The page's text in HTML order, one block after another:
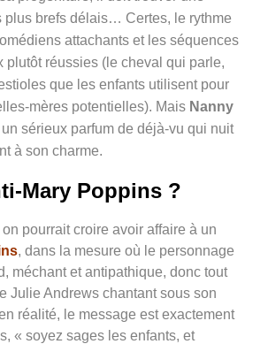
plus brefs délais… Certes, le rythme
attachants et les séquences
plutôt réussies (le cheval qui parle,
que les enfants utilisent pour
mères potentielles). Mais Nanny
sérieux parfum de déjà-vu qui nuit
à son charme.
Mary Poppins ?
pourrait croire avoir affaire à un
, dans la mesure où le personnage
méchant et antipathique, donc tout
Julie Andrews chantant sous son
réalité, le message est exactement
« soyez sages les enfants, et